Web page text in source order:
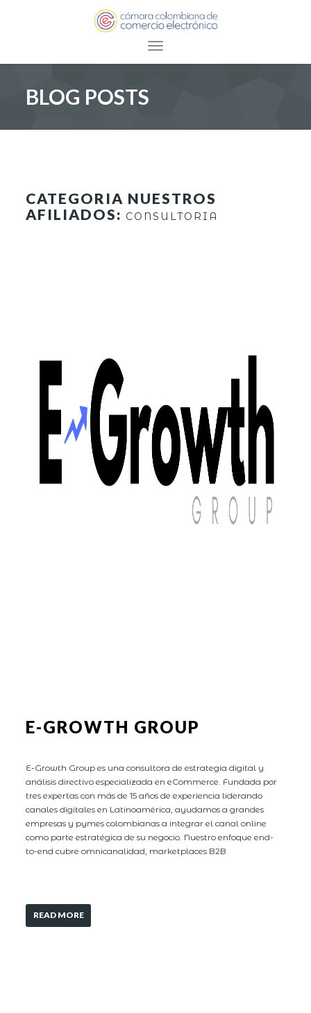
Toggle navigation
BLOG POSTS
CATEGORIA NUESTROS
AFILIADOS: CONSULTORIA
E-GROWTH GROUP
E-Growth Group es una consultora de estrategia digital y
análisis directivo especializada en eCommerce. Fundada por
tres expertas con más de 15 años de experiencia liderando
canales digitales en Latinoamérica, ayudamos a grandes
empresas y pymes colombianas a integrar el canal online
como parte estratégica de su negocio. Nuestro enfoque end-
to-end cubre omnicanalidad, marketplaces B2B
READ MORE